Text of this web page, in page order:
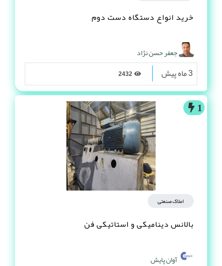
خرید انواع دستگاه دست دوم
جعفر حسن نژاد
3 ماه پیش
1
املاک صنعتی
بالانس دینامیکی و استاتیکی فن
آوان پایش